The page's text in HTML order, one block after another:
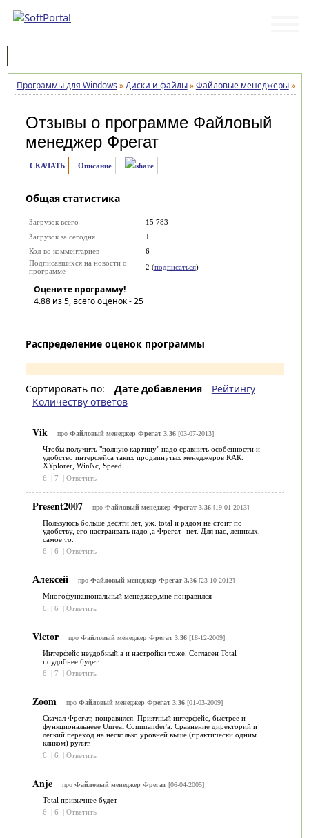
Программы для Windows »Диски и файлы»Файловые менеджеры»
Отзывы о программе Файловый
менеджер Фрегат
СКАЧАТЬ Описание
Общая статистика
Загрузок всего
15 783
Загрузок за сегодня
1
Кол-во комментариев
6
Подписавшихся на новости о
программе
2 (подписаться)
Оцените программу!
4.88из 5, всего оценок -25
Распределение оценок программы
Сортировать по: Дате добавления
Рейтингу
Количеству ответов
Vik про Файловый менеджер Фрегат 3.36[03-07-2013]
Чтобы получить "полную картину" надо сравнить особенности и
удобство интерфейса таких продвинутых менеджеров КАК:
XYplorer, WinNc, Speed
6
| 7 | Ответить
Present2007 про Файловый менеджер Фрегат 3.36[19-01-2013]
Пользуюсь больше десяти лет, уж. total и рядом не стоит по
удобству, его настраивать надо ,а Фрегат -нет. Для нас, ленивых,
самое то.
6
| 6 | Ответить
Алексей про Файловый менеджер Фрегат 3.36[23-10-2012]
Многофункциональный менеджер,мне понравился
6
| 6 | Ответить
Victor про Файловый менеджер Фрегат 3.36[18-12-2009]
Интерфейс неудобный.а и настройки тоже. Согласен Total
поудобнее будет.
6
| 7 | Ответить
Zoom про Файловый менеджер Фрегат 3.36[01-03-2009]
Скачал Фрегат, понравился. Приятный интерфейс, быстрее и
функциональнеее Unreal Commander'а. Сравнение директорий и
легкий переход на несколько уровней выше (практически одним
кликом) рулит.
6
| 6 | Ответить
Anje про Файловый менеджер Фрегат [06-04-2005]
Total привычнее будет
6
| 6 | Ответить